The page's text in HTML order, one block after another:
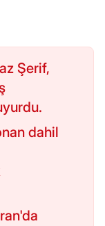
Şerif,
dahil